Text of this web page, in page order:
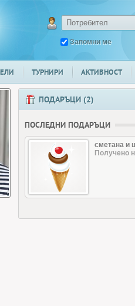
Запомни ме
ТУРНИРИ АКТИВНОСТ
ПОДАРЪЦИ (2)
ПОСЛЕДНИ ПОДАРЪЦИ
сметана и
Получено